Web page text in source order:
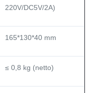
220V/DC5V/2A)
165*130*40 mm
≤ 0,8 kg (netto)